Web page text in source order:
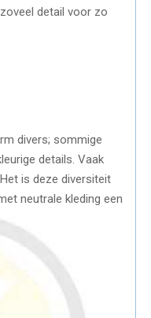
detail voor zo
divers; sommige
details. Vaak
is deze diversiteit
neutrale kleding een